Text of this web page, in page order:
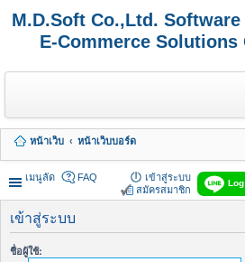
M.D.Soft Co.,Ltd. Software
E-Commerce Solutions
หน้าเว็บ
หน้าเว็บบอร์ด
เมนูลัด
FAQ
เข้าสู่ระบบ
สมัครสมาชิก
เข้าสู่ระบบ
ชื่อผู้ใช้: